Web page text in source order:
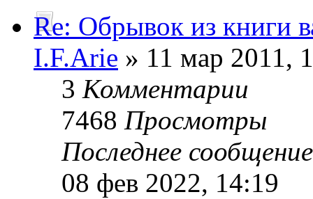
Re: Обрывок из книги
I.F.Arie » 11 мар 2011,
3 Комментарии
7468 Просмотры
Последнее
08 фев 2022, 14:19